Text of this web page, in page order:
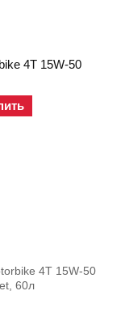
4T 15W-50